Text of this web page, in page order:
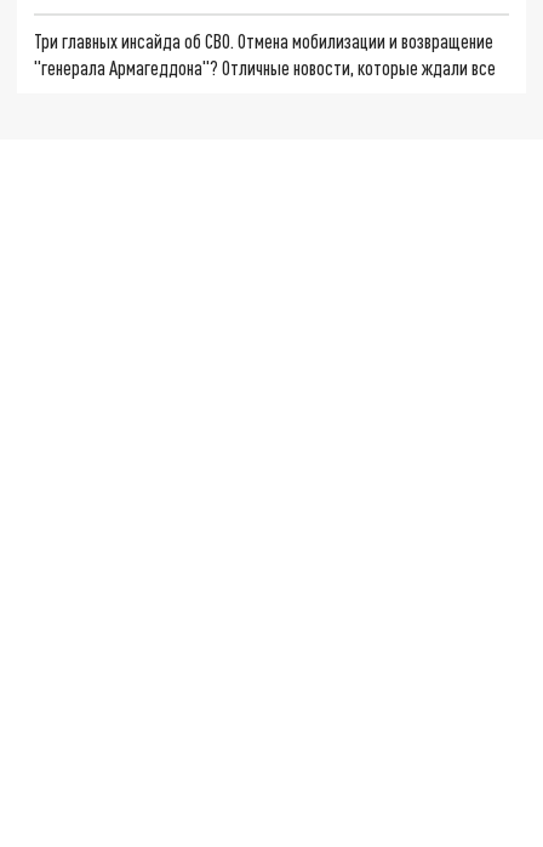
Три главных инсайда об СВО. Отмена мобилизации и возвращение
"генерала Армагеддона"? Отличные новости, которые ждали все